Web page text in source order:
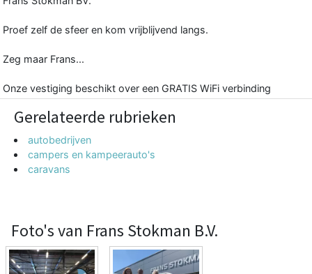
Proef zelf de sfeer en kom vrijblijvend langs.
Zeg maar Frans...
Onze vestiging beschikt over een GRATIS WiFi verbinding
Gerelateerde rubrieken
autobedrijven
campers en kampeerauto's
caravans
Foto's van Frans Stokman B.V.